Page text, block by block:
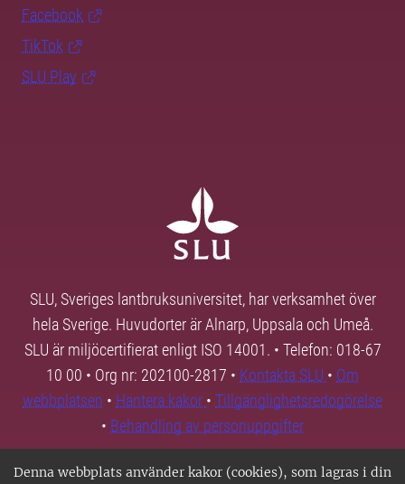
Denna webbplats använder kakor (cookies), som lagras i din
Facebook
TikTok
SLU Play
SLU, Sveriges lantbruksuniversitet, har verksamhet över
hela Sverige. Huvudorter är Alnarp, Uppsala och Umeå.
SLU är miljöcertifierat enligt ISO 14001. • Telefon: 018-67
10 00 • Org nr: 202100-2817 • Kontakta SLU • Om
webbplatsen • Hantera kakor • Tillgänglighetsredogörelse
• Behandling av personuppgifter